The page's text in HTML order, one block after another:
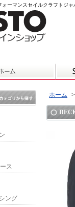
ーマンスセイルクラフトジャ
ス
ング
ホーム >